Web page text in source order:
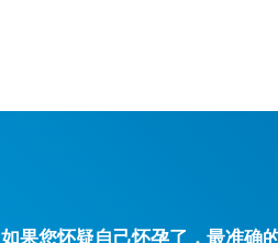
如果您怀疑自己怀孕了，最准确